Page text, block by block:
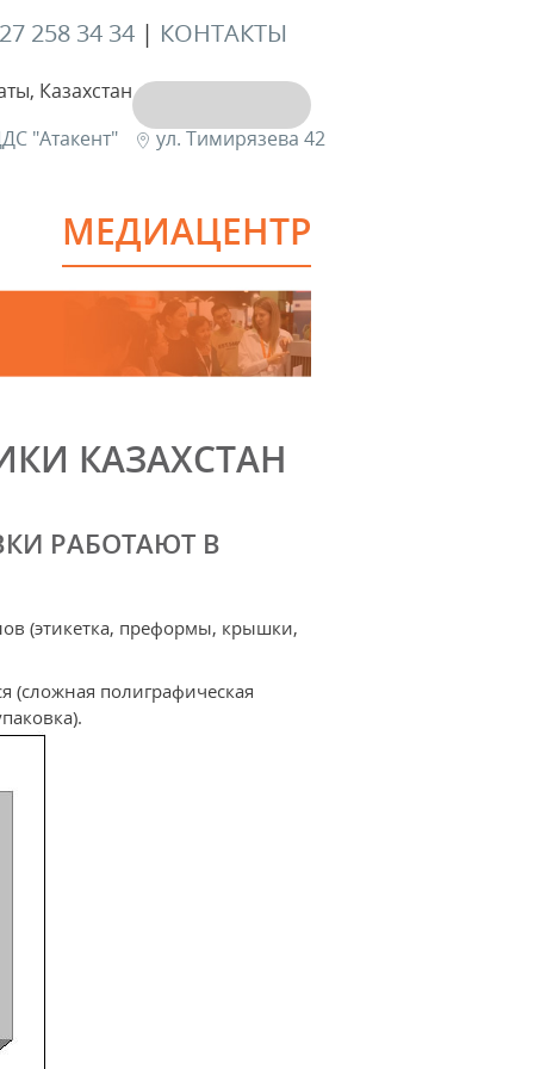
258 34 34 | КОНТАКТЫ
Казахстан
"Атакент"
ул. Тимирязева 42
МЕДИАЦЕНТР
КАЗАХСТАН
РАБОТАЮТ В
(этикетка, преформы, крышки,
(сложная полиграфическая